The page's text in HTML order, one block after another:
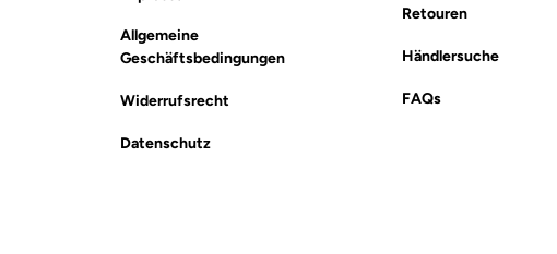
Allgemeine
Geschäftsbedingungen
Widerrufsrecht
Datenschutz
Retouren
Händlersuche
FAQs